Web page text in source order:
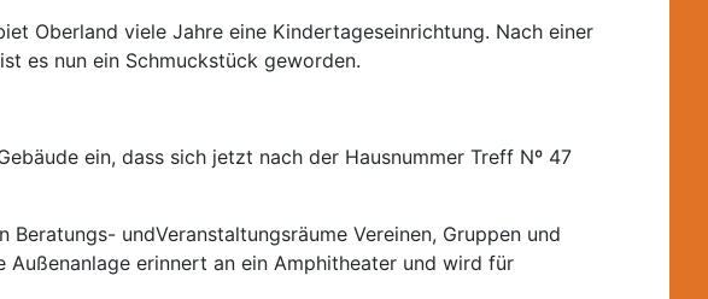
Oberland viele Jahre eine Kindertageseinrichtung. Nach einer
es nun ein Schmuckstück geworden.
ein, dass sich jetzt nach der Hausnummer Treff Nº 47
undVeranstaltungsräume Vereinen, Gruppen und
erinnert an ein Amphitheater und wird für